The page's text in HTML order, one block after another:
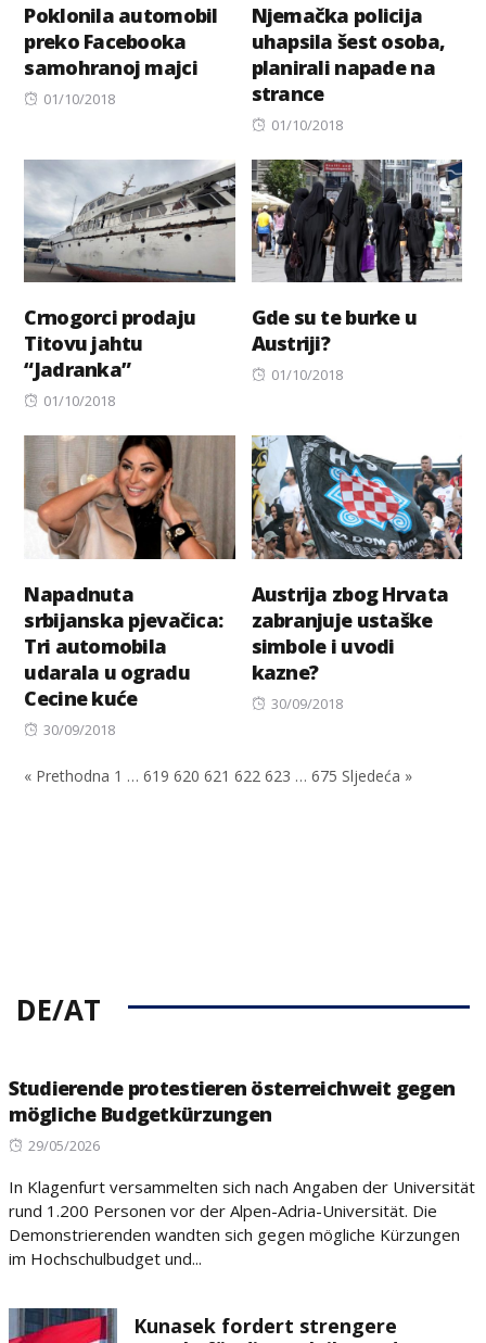
Poklonila automobil
preko Facebooka
samohranoj majci
Posted
01/10/2018
Njemačka policija
uhapsila šest osoba,
planirali napade na
strance
Posted
01/10/2018
Crnogorci prodaju
Titovu jahtu
“Jadranka”
Posted
01/10/2018
Gde su te burke u
Austriji?
Posted
01/10/2018
Napadnuta
srbijanska pjevačica:
Tri automobila
udarala u ogradu
Cecine kuće
Posted
30/09/2018
Austrija zbog Hrvata
zabranjuje ustaške
simbole i uvodi
kazne?
Posted
30/09/2018
« Prethodna 1 … 619 620 621 622 623 … 675 Sljedeća »
DE/AT
Studierende protestieren österreichweit gegen
mögliche Budgetkürzungen
Posted
29/05/2026
In Klagenfurt versammelten sich nach Angaben der Universität
rund 1.200 Personen vor der Alpen-Adria-Universität. Die
Demonstrierenden wandten sich gegen mögliche Kürzungen
im Hochschulbudget und...
Kunasek fordert strengere